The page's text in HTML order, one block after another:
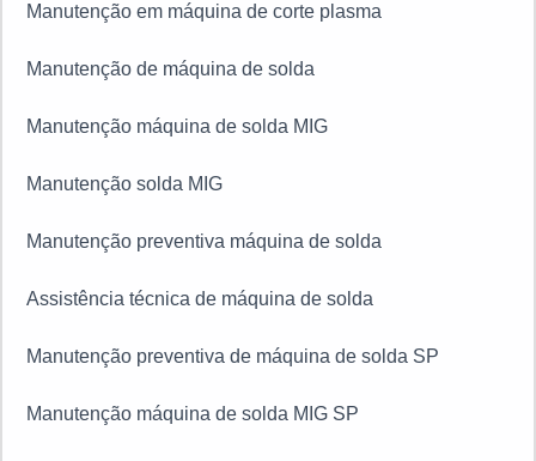
Máquina de corte plasma
Máquina corte plasma V8
Máquina de corte de plasma portátil
Máquina de corte plasma manual
Máquina de plasma portátil SP
Máquina de corte plasma SP
Manutenção em máquina de corte plasma
Manutenção de máquina de solda